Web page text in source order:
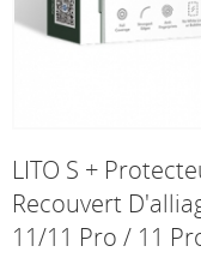
LITO S +
Recouvert
11/11 Pro / 11